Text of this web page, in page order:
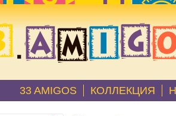
33 AMIGOS КОЛЛЕКЦИЯ